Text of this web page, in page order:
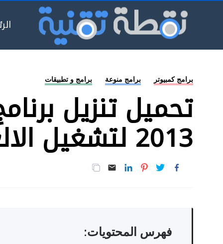
برامج كمبيوتر برامج منوعة برامج و تطبيقات
2013 لتشغيل الالعاب و مقاطع اليوتيوب
فهرس المحتويات: